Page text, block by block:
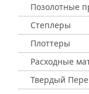
Позолотные
Степлеры
Плоттеры
Расходные
Твердый